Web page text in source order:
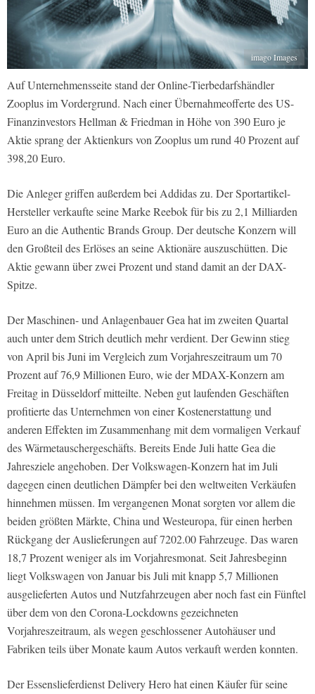
imago Images
Auf Unternehmensseite stand der Online-Tierbedarfshändler
Zooplus im Vordergrund. Nach einer Übernahmeofferte des US-
Finanzinvestors Hellman & Friedman in Höhe von 390 Euro je
Aktie sprang der Aktienkurs von Zooplus um rund 40 Prozent auf
398,20 Euro.
Die Anleger griffen außerdem bei Addidas zu. Der Sportartikel-
Hersteller verkaufte seine Marke Reebok für bis zu 2,1 Milliarden
Euro an die Authentic Brands Group. Der deutsche Konzern will
den Großteil des Erlöses an seine Aktionäre auszuschütten. Die
Aktie gewann über zwei Prozent und stand damit an der DAX-
Spitze.
Der Maschinen- und Anlagenbauer Gea hat im zweiten Quartal
auch unter dem Strich deutlich mehr verdient. Der Gewinn stieg
von April bis Juni im Vergleich zum Vorjahreszeitraum um 70
Prozent auf 76,9 Millionen Euro, wie der MDAX-Konzern am
Freitag in Düsseldorf mitteilte. Neben gut laufenden Geschäften
profitierte das Unternehmen von einer Kostenerstattung und
anderen Effekten im Zusammenhang mit dem vormaligen Verkauf
des Wärmetauschergeschäfts. Bereits Ende Juli hatte Gea die
Jahresziele angehoben. Der Volkswagen-Konzern hat im Juli
dagegen einen deutlichen Dämpfer bei den weltweiten Verkäufen
hinnehmen müssen. Im vergangenen Monat sorgten vor allem die
beiden größten Märkte, China und Westeuropa, für einen herben
Rückgang der Auslieferungen auf 7202.00 Fahrzeuge. Das waren
18,7 Prozent weniger als im Vorjahresmonat. Seit Jahresbeginn
liegt Volkswagen von Januar bis Juli mit knapp 5,7 Millionen
ausgelieferten Autos und Nutzfahrzeugen aber noch fast ein Fünftel
über dem von den Corona-Lockdowns gezeichneten
Vorjahreszeitraum, als wegen geschlossener Autohäuser und
Fabriken teils über Monate kaum Autos verkauft werden konnten.
Der Essenslieferdienst Delivery Hero hat einen Käufer für seine